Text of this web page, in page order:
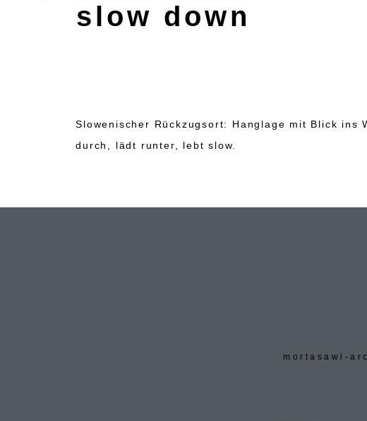
slow down
Slowenischer Rückzugsort: Hanglage mit Blick ins
durch, lädt runter, lebt slow.
mortasawi-